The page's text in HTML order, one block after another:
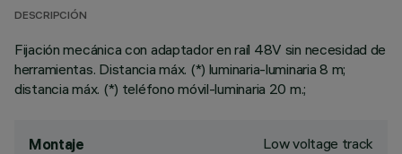
DESCRIPCIÓN
Fijación mecánica con adaptador en raíl 48V sin necesidad de
herramientas. Distancia máx. (*) luminaria-luminaria 8 m;
distancia máx. (*) teléfono móvil-luminaria 20 m.;
Montaje Low voltage track